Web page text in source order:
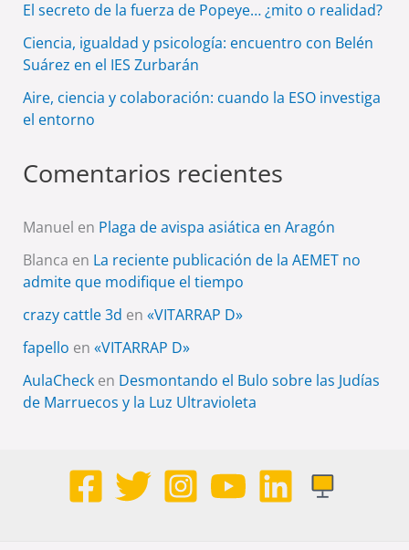
El secreto de la fuerza de Popeye… ¿mito o realidad?
Ciencia, igualdad y psicología: encuentro con Belén
Suárez en el IES Zurbarán
Aire, ciencia y colaboración: cuando la ESO investiga
el entorno
Comentarios recientes
Manuel en Plaga de avispa asiática en Aragón
Blanca en La reciente publicación de la AEMET no
admite que modifique el tiempo
crazy cattle 3d en «VITARRAP D»
fapello en «VITARRAP D»
AulaChecken Desmontando el Bulo sobre las Judías
de Marruecos y la Luz Ultravioleta